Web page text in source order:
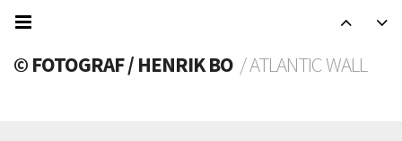
© FOTOGRAF / HENRIK BO / ATLANTIC WALL